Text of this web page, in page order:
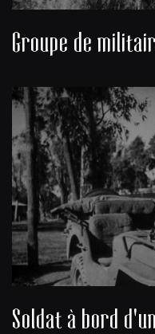
Groupe de
Soldat à bord